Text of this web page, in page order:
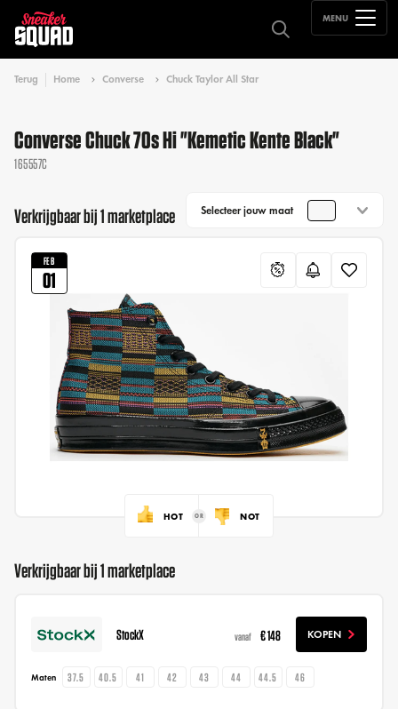
MENU
Terug Home Converse Chuck Taylor All Star
Converse Chuck 70s Hi "Kemetic Kente Black"
165557C
Verkrijgbaar bij 1 marketplace Selecteer jouw maat
FEB
01
HOT NOT
Verkrijgbaar bij 1 marketplace
StockX vanaf € 148 KOPEN
Maten 37.5 40.5 41 42 43 44 44.5 46